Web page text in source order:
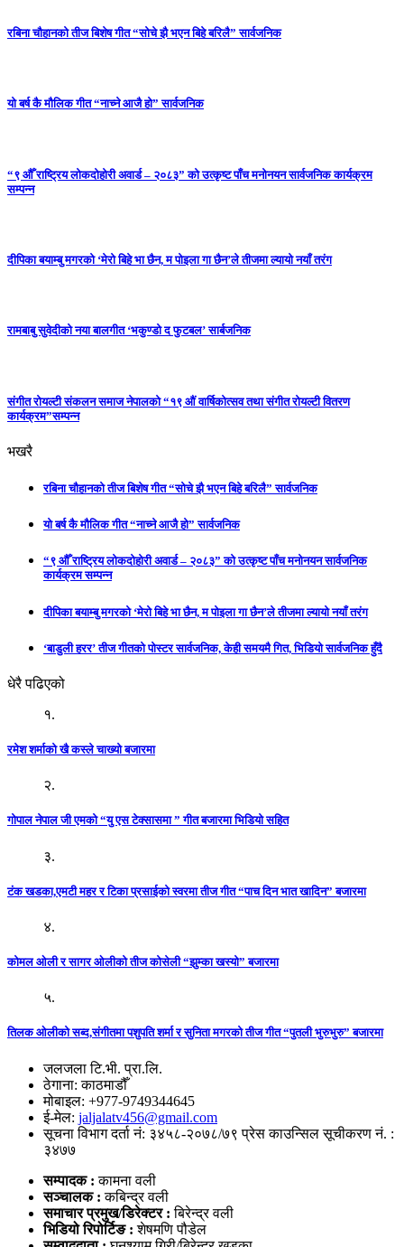
रबिना चौहानको तीज बिशेष गीत “सोचे झै भएन बिहे बरिलै” सार्वजनिक
यो बर्ष कै मौलिक गीत “नाच्ने आजै हो” सार्वजनिक
“९ औँ राष्ट्रिय लोकदोहोरी अवार्ड – २०८३” को उत्कृष्ट पाँच मनोनयन सार्वजनिक कार्यक्रम
सम्पन्न
दीपिका बयाम्बु मगरको ‘मेरो बिहे भा छैन, म पोइला गा छैन’ले तीजमा ल्यायो नयाँ तरंग
रामबाबु सुवेदीको नया बालगीत ‘भकुण्डो द फुटबल’ सार्बजनिक
संगीत रोयल्टी संकलन समाज नेपालको “१९ औं वार्षिकोत्सव तथा संगीत रोयल्टी वितरण
कार्यक्रम”सम्पन्न
भखरै
रबिना चौहानको तीज बिशेष गीत “सोचे झै भएन बिहे बरिलै” सार्वजनिक
यो बर्ष कै मौलिक गीत “नाच्ने आजै हो” सार्वजनिक
“९ औँ राष्ट्रिय लोकदोहोरी अवार्ड – २०८३” को उत्कृष्ट पाँच मनोनयन सार्वजनिक
कार्यक्रम सम्पन्न
दीपिका बयाम्बु मगरको ‘मेरो बिहे भा छैन, म पोइला गा छैन’ले तीजमा ल्यायो नयाँ तरंग
‘बाडुली हरर’ तीज गीतको पोस्टर सार्वजनिक, केही समयमै गित, भिडियो सार्वजनिक हुँदै
धेरै पढिएको
१.
रमेश शर्माको खै कस्ले चाख्यो बजारमा
२.
गोपाल नेपाल जी एमको “यु एस टेक्सासमा ” गीत बजारमा भिडियो सहित
३.
टंक खडका,एमटी महर र टिका प्रसाईको स्वरमा तीज गीत “पाच दिन भात खादिन” बजारमा
४.
कोमल ओली र सागर ओलीको तीज कोसेली “झुम्का खस्यो” बजारमा
५.
तिलक ओलीको सब्द,संगीतमा पशुपति शर्मा र सुनिता मगरको तीज गीत “पुतली भुरुभुरु” बजारमा
जलजला टि.भी. प्रा.लि.
ठेगाना: काठमाडौँ
मोबाइल: +977-9749344645
ई-मेल: jaljalatv456@gmail.com
सूचना विभाग दर्ता नं: ३४५८-२०७८/७९ प्रेस काउन्सिल सूचीकरण नं. :
३४७७
सम्पादक :कामना वली
सञ्‍चालक : कबिन्द्र वली
समाचार प्रमुख/डिरेक्टर :बिरेन्द्र वली
भिडियो रिपोर्टिङ : शेषमणि पौडेल